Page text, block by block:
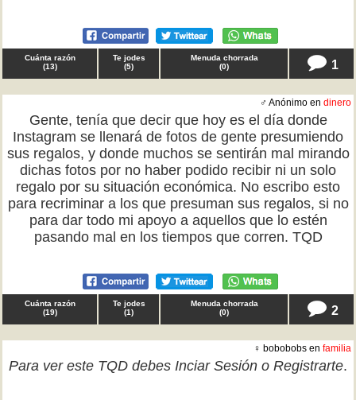
Cuánta razón
(13)
Te jodes
(5)
Menuda chorrada
(0) 1
♂ Anónimo en dinero
Gente, tenía que decir que hoy es el día donde
Instagram se llenará de fotos de gente presumiendo
sus regalos, y donde muchos se sentirán mal mirando
dichas fotos por no haber podido recibir ni un solo
regalo por su situación económica. No escribo esto
para recriminar a los que presuman sus regalos, si no
para dar todo mi apoyo a aquellos que lo estén
pasando mal en los tiempos que corren. TQD
Cuánta razón
(19)
Te jodes
(1)
Menuda chorrada
(0) 2
♀ bobobobs en familia
Para ver este TQD debes Inciar Sesión o Registrarte.